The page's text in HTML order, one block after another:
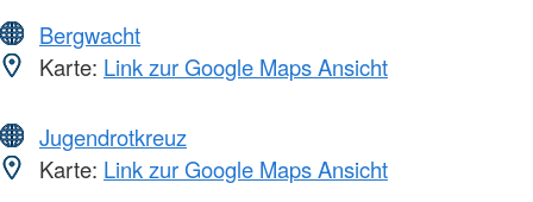
Bergwacht
Karte: Link zur Google Maps Ansicht
Jugendrotkreuz
Karte: Link zur Google Maps Ansicht